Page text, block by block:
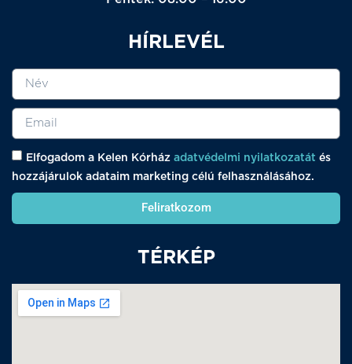
HÍRLEVÉL
Elfogadom a Kelen Kórház adatvédelmi nyilatkozatát és
hozzájárulok adataim marketing célú felhasználásához.
Feliratkozom
TÉRKÉP